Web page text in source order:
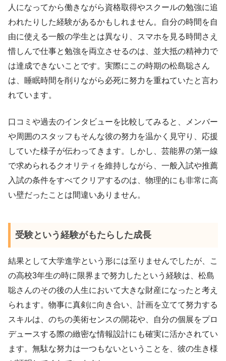
人になってから働きながら資格取得やスクールの勉強に追
われたりした経験があるかもしれません。自分の時間を自
由に使える一般の学生とは異なり、スマホを見る時間さえ
惜しんで仕事と勉強を両立させるのは、並大抵の精神力で
は達成できないことです。実際にこの時期の松島聡さん
は、睡眠時間を削りながら必死に努力を重ねていたと言わ
れています。
口コミや過去のインタビューを比較してみると、メンバー
や周囲のスタッフもそんな彼の努力を温かく見守り、応援
していた様子が伝わってきます。しかし、芸能界の第一線
で求められるクオリティを維持しながら、一般入試や推薦
入試の条件をすべてクリアするのは、物理的にも非常に高
い壁だったことは間違いありません。
受験という経験がもたらした成長
結果として大学進学という形には至りませんでしたが、こ
の高校3年生の時に限界まで努力したという経験は、松島
聡さんのその後の人生において大きな財産になったと考え
られます。物事に真剣に向き合い、計画を立てて努力する
スキルは、のちの美術センスの開花や、自分の個展をプロ
デュースする際の緻密な情報設計にも確実に活かされてい
ます。無駄な努力は一つもないということを、彼の生き様